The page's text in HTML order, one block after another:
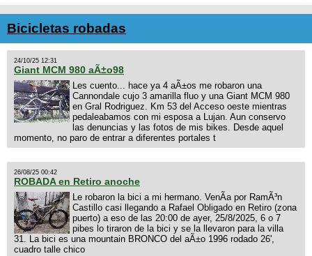
Bicicletas robadas
24/10/25 12:31
Giant MCM 980 aÃ±o98
Les cuento... hace ya 4 aÃ±os me robaron una
Cannondale cujo 3 amarilla fluo y una Giant MCM 980
en Gral Rodriguez. Km 53 del Acceso oeste mientras
pedaleabamos con mi esposa a Lujan. Aun conservo
las denuncias y las fotos de mis bikes. Desde aquel
momento, no paro de entrar a diferentes portales t
26/08/25 00:42
ROBADA en Retiro anoche
Le robaron la bici a mi hermano. VenÃ­a por RamÃ³n
Castillo casi llegando a Rafael Obligado en Retiro (zona
puerto) a eso de las 20:00 de ayer, 25/8/2025, 6 o 7
pibes lo tiraron de la bici y se la llevaron para la villa
31. La bici es una mountain BRONCO del aÃ±o 1996 rodado 26',
cuadro talle chico